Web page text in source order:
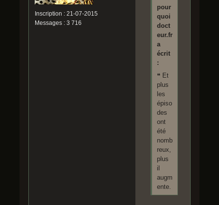
Inscription : 21-07-2015
Messages : 3 716
pour
quoi
doct
eur.fr
a
écrit
:
❝ Et
plus
les
épiso
des
ont
été
nomb
reux,
plus
il
augm
ente.